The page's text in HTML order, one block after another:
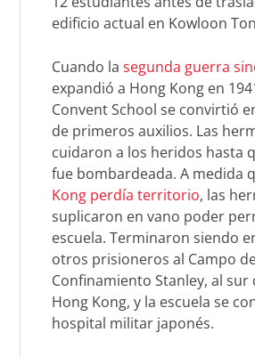
edificio actual en Kowloon
Cuando la segunda guerra
expandió a Hong Kong en
Convent School se convirtió
de primeros auxilios. Las
cuidaron a los heridos hasta
fue bombardeada. A medida
Kong perdía territorio, las
suplicaron en vano poder
escuela. Terminaron siendo
otros prisioneros al Campo
Confinamiento Stanley, al sur
Hong Kong, y la escuela se
hospital militar japonés.